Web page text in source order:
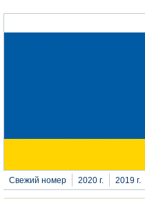
Перейти к основному содержанию
Свежий номер 2020 г. 2019 г.